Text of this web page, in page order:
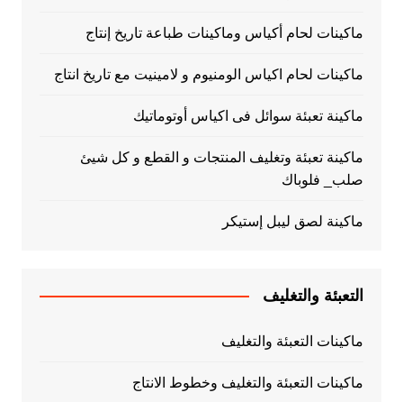
ماكينات لحام أكياس وماكينات طباعة تاريخ إنتاج
ماكينات لحام اكياس الومنيوم و لامينيت مع تاريخ انتاج
ماكينة تعبئة سوائل فى اكياس أوتوماتيك
ماكينة تعبئة وتغليف المنتجات و القطع و كل شيئ
صلب_ فلوباك
ماكينة لصق ليبل إستيكر
التعبئة والتغليف
ماكينات التعبئة والتغليف
ماكينات التعبئة والتغليف وخطوط الانتاج